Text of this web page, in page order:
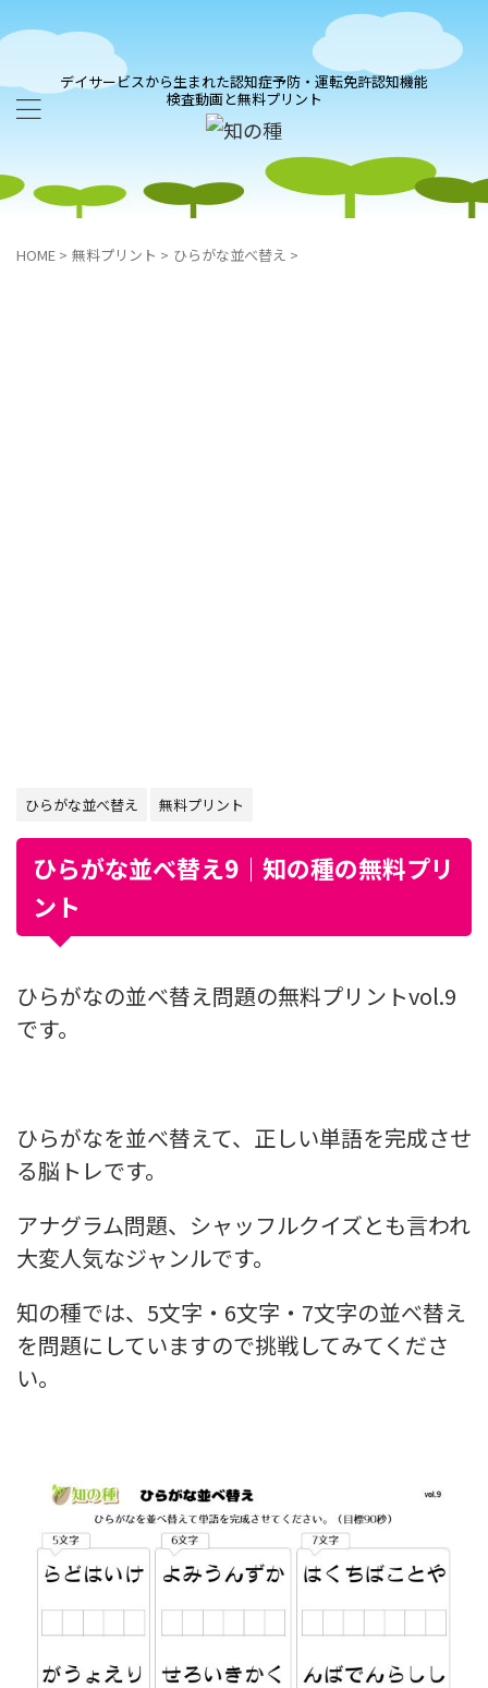
デイサービスから生まれた認知症予防・運転免許認知機能
検査動画と無料プリント
HOME > 無料プリント > ひらがな並べ替え >
ひらがな並べ替え 無料プリント
ひらがな並べ替え9｜知の種の無料プリ
ント
ひらがなの並べ替え問題の無料プリントvol.9
です。
ひらがなを並べ替えて、正しい単語を完成させ
る脳トレです。
アナグラム問題、シャッフルクイズとも言われ
大変人気なジャンルです。
知の種では、5文字・6文字・7文字の並べ替え
を問題にしていますので挑戦してみてくださ
い。